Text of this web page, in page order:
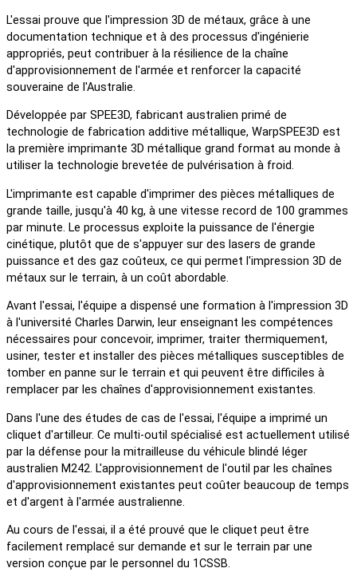
L'essai prouve que l'impression 3D de métaux, grâce à une
documentation technique et à des processus d'ingénierie
appropriés, peut contribuer à la résilience de la chaîne
d'approvisionnement de l'armée et renforcer la capacité
souveraine de l'Australie.
Développée par SPEE3D, fabricant australien primé de
technologie de fabrication additive métallique, WarpSPEE3D est
la première imprimante 3D métallique grand format au monde à
utiliser la technologie brevetée de pulvérisation à froid.
L'imprimante est capable d'imprimer des pièces métalliques de
grande taille, jusqu'à 40 kg, à une vitesse record de 100 grammes
par minute. Le processus exploite la puissance de l'énergie
cinétique, plutôt que de s'appuyer sur des lasers de grande
puissance et des gaz coûteux, ce qui permet l'impression 3D de
métaux sur le terrain, à un coût abordable.
Avant l'essai, l'équipe a dispensé une formation à l'impression 3D
à l'université Charles Darwin, leur enseignant les compétences
nécessaires pour concevoir, imprimer, traiter thermiquement,
usiner, tester et installer des pièces métalliques susceptibles de
tomber en panne sur le terrain et qui peuvent être difficiles à
remplacer par les chaînes d'approvisionnement existantes.
Dans l'une des études de cas de l'essai, l'équipe a imprimé un
cliquet d'artilleur. Ce multi-outil spécialisé est actuellement utilisé
par la défense pour la mitrailleuse du véhicule blindé léger
australien M242. L'approvisionnement de l'outil par les chaînes
d'approvisionnement existantes peut coûter beaucoup de temps
et d'argent à l'armée australienne.
Au cours de l'essai, il a été prouvé que le cliquet peut être
facilement remplacé sur demande et sur le terrain par une
version conçue par le personnel du 1CSSB.